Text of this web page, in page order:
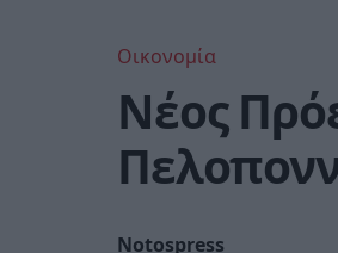
Οικονομία
Νέος
Notospress